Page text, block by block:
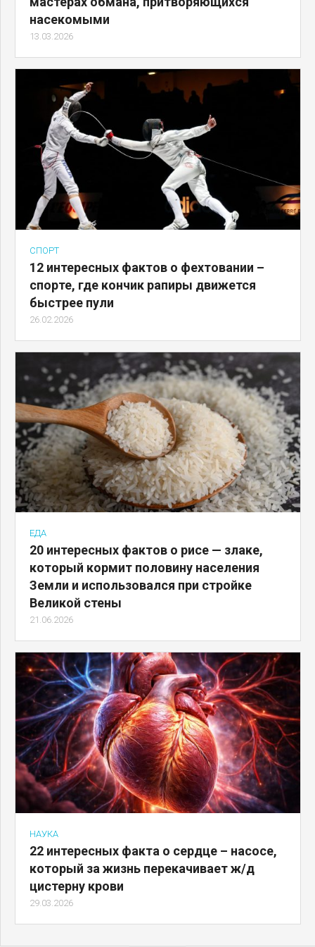
насекомыми
13.03.2026
СПОРТ
12 интересных фактов о фехтовании –
спорте, где кончик рапиры движется
быстрее пули
26.02.2026
ЕДА
20 интересных фактов о рисе — злаке,
который кормит половину населения
Земли и использовался при стройке
Великой стены
21.06.2026
НАУКА
22 интересных факта о сердце – насосе,
который за жизнь перекачивает ж/д
цистерну крови
29.03.2026